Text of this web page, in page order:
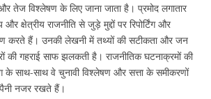
तेज विश्लेषण के लिए जाना जाता है। प्रमोद लगातार
और क्षेत्रीय राजनीति से जुड़े मुद्दों पर रिपोर्टिंग और
करते हैं। उनकी लेखनी में तथ्यों की सटीकता और जन
की गहराई साफ झलकती है। राजनीतिक घटनाक्रमों की
के साथ-साथ वे चुनावी विश्लेषण और सत्ता के समीकरणों
नजर रखते हैं।